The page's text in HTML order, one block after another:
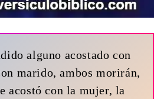
alguno acostado con
marido, ambos morirán,
acostó con la mujer, la